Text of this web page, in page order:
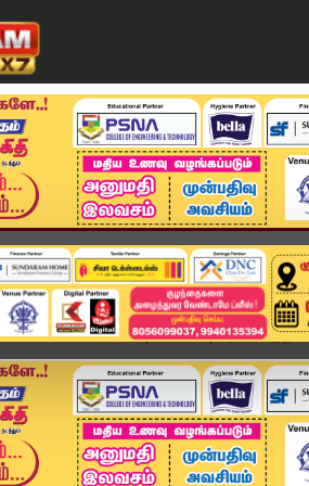
அண்மை தமிழ்நாடு சினிமா
Sanitation Workers | Protest |